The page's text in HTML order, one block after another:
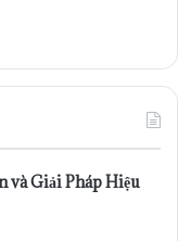
và Giải Pháp Hiệu